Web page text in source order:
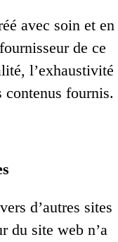
avec soin et en
de ce
l’exhaustivité
contenus fournis.
d’autres sites
du site web n’a